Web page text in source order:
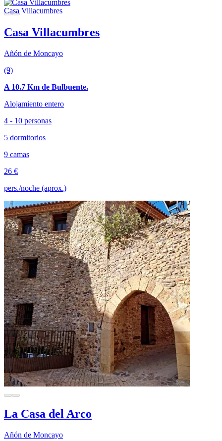
Casa Villacumbres
Añón de Moncayo
(9)
A 10.7 Km de Bulbuente.
Alojamiento entero
4 - 10 personas
5 dormitorios
9 camas
26 €
pers./noche (aprox.)
La Casa del Arco
Añón de Moncayo